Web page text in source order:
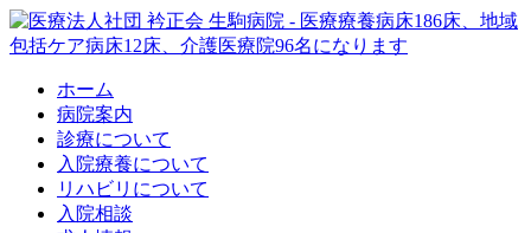
ホーム
病院案内
診療について
入院療養について
リハビリについて
入院相談